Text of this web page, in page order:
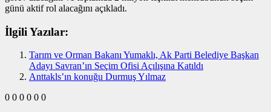
günü aktif rol alacağını açıkladı.
İlgili Yazılar:
Tarım ve Orman Bakanı Yumaklı, Ak Parti Belediye Başkan
Adayı Savran’ın Seçim Ofisi Açılışına Katıldı
Anttakls’ın konuğu Durmuş Yılmaz
0 0 0 0 0 0